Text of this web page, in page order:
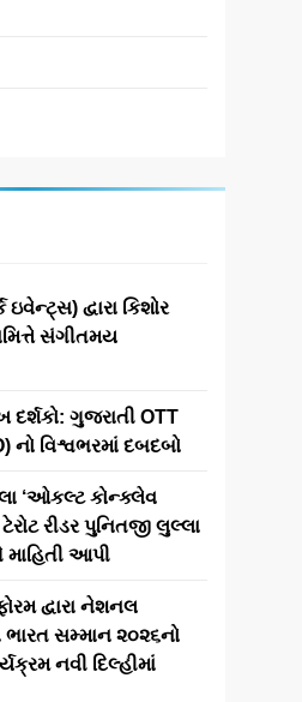
દ્વારા કિશોર
સંગીતમય
ગુજરાતી OTT
નો વિશ્વભરમાં દબદબો
‘ઓકલ્ટ કોન્ક્લેવ
રીડર પુનિતજી લુલ્લા
માહિતી આપી
દ્વારા નેશનલ
ભારત સમ્માન ૨૦૨૬નો
નવી દિલ્હીમાં